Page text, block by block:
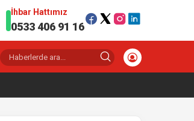
İhbar Hattımız
0533 406 91 16